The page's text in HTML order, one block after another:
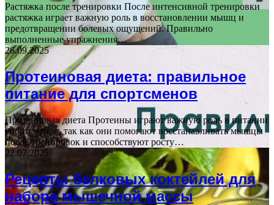
Растяжка после тренировки После интенсивной тренировки
растяжка играет важную роль в восстановлении мышц и
предотвращении болевых ощущений. Правильно
выполненные упражнения…
26.09.2025
Протеиновая диета: правильное
питание для спортсменов
Протеиновая диета Протеины играют важную роль в питании
спортсменов, так как они помогают восстанавливать мышцы
после тренировок и способствуют росту…
22.07.2025
Рецепты белковых коктейлей для
набора мышечной массы